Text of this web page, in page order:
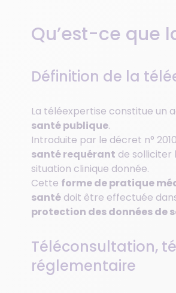
Qu’est-ce que
Définition de la
La téléexpertise constitue un
santé publique.
Introduite par le décret n°
santé requérant de solliciter
situation clinique donnée.
Cette forme de pratique
santé doit être effectuée
protection des données de
Téléconsultation,
réglementaire